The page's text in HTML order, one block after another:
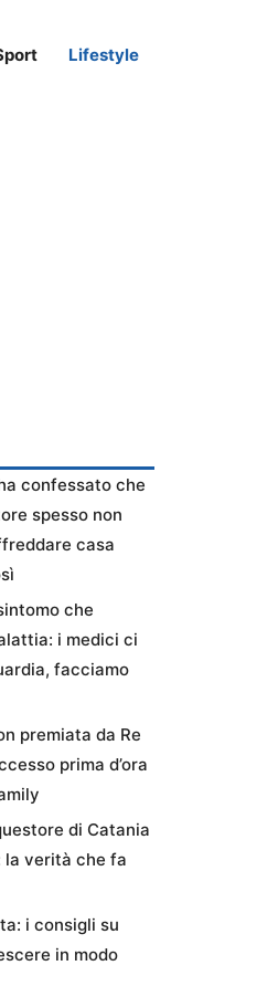
Lifestyle
confessato che
spesso non
casa
che
i medici ci
facciamo
premiata da Re
prima d’ora
di Catania
verità che fa
i consigli su
in modo